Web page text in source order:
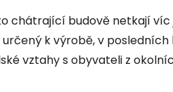
chátrající budově netkají víc
k výrobě, v
vztahy s obyvateli z